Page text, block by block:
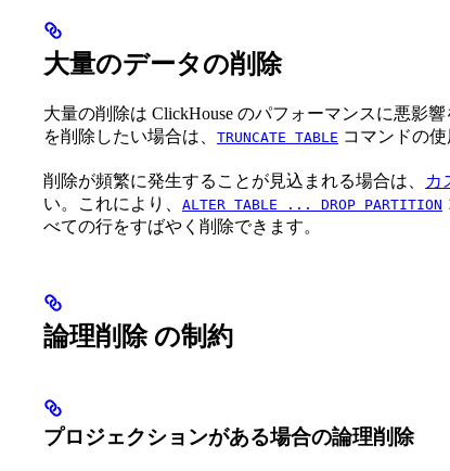
大量のデータの削除
大量の削除は ClickHouse のパフォーマンスに悪影
を削除したい場合は、 TRUNCATE TABLE コマンドの
削除が頻繁に発生することが見込まれる場合は、 カ
い。これにより、 ALTER TABLE ... DROP PARTITION
べての行をすばやく削除できます。
論理削除 の制約
プロジェクションがある場合の論理削除